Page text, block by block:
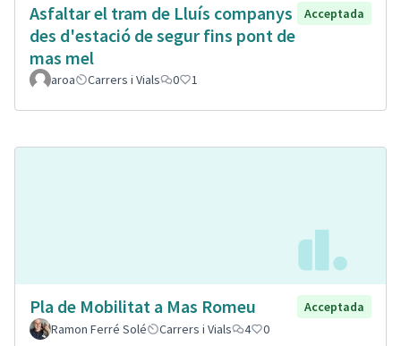
Asfaltar el tram de Lluís companys
des d'estació de segur fins pont de
mas mel
Acceptada
aroa Carrers i Vials 0 1
Pla de Mobilitat a Mas Romeu
Acceptada
Ramon Ferré Solé
Carrers i Vials 4 0